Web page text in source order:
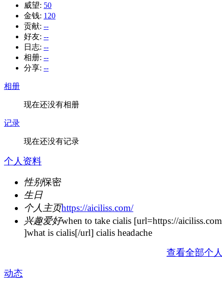
威望: 50
金钱: 120
贡献: --
好友: --
日志: --
相册: --
分享: --
相册
现在还没有相册
记录
现在还没有记录
个人资料
性别保密
生日
个人主页https://aiciliss.com/
兴趣爱好when to take cialis [url=https://
]what is cialis[/url] cialis headache
查看全部个
动态